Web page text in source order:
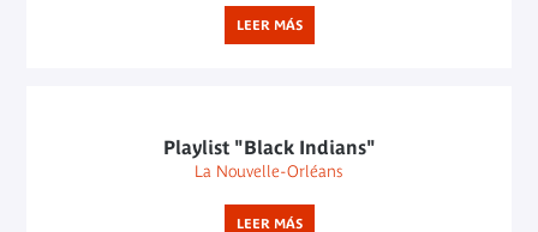
LEER MÁS
Playlist "Black Indians"
La Nouvelle-Orléans
LEER MÁS